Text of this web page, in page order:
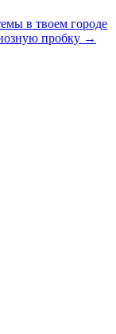
в твоем городе
пробку →